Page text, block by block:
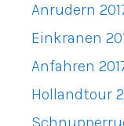
Anrudern
Einkranen
Anfahren
Hollandtour